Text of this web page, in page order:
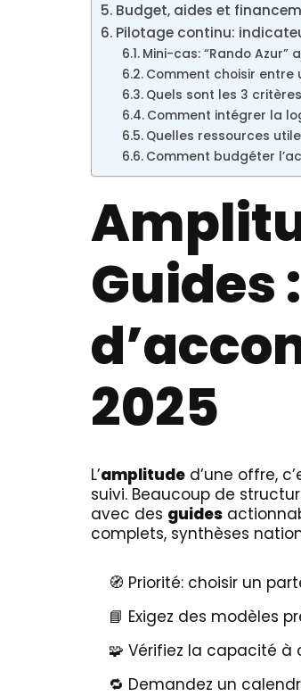
Budget, aides et
Pilotage continu:
Mini-cas: “Rando
Comment choisir
Quels sont les 3
Comment intégrer la
Quelles ressources
Comment budgéter
Guides
2025
L’amplitude d’une offre,
suivi. Beaucoup de
avec des guides
complets, synthèses
🧭 Priorité: choisir un
📘 Exigez des modèles
🧩 Vérifiez la capacité à
🔁 Demandez un